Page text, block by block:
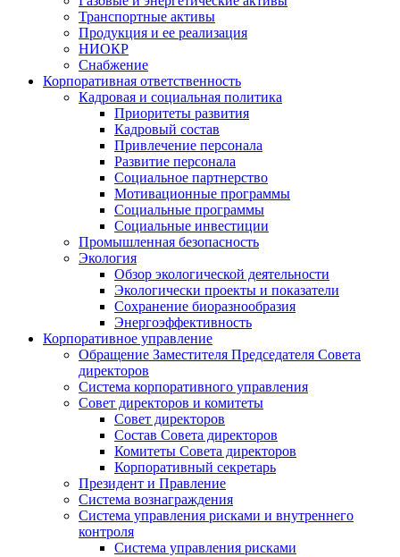
Транспортные активы
Продукция и ее реализация
НИОКР
Снабжение
Корпоративная ответственность
Кадровая и социальная политика
Приоритеты развития
Кадровый состав
Привлечение персонала
Развитие персонала
Социальное партнерство
Мотивационные программы
Социальные программы
Социальные инвестиции
Промышленная безопасность
Экология
Обзор экологической деятельности
Экологически проекты и показатели
Сохранение биоразнообразия
Энергоэффективность
Корпоративное управление
Обращение Заместителя Председателя Совета
директоров
Система корпоративного управления
Совет директоров и комитеты
Совет директоров
Состав Совета директоров
Комитеты Совета директоров
Корпоративный секретарь
Президент и Правление
Система вознаграждения
Система управления рисками и внутреннего
контроля
Система управления рисками